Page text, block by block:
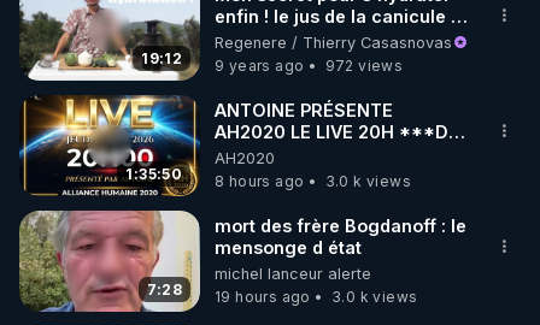
🌱 INSTAGRAM
https://www.instagram.com/rdlr_thierrycasasnovas/
http://rgnr.li/instagram
🌱 LA NEWSLETTER
Pour ne pas rater l’actualité RGNR (stages,
http://rgnr.li/news
🌱 VIDÉOS NON CENSURÉES SUR ODYSEE
19:12
enfin ! le jus de la canicule -
www.regenere.org
Regenere / Thierry Casasnovas
9 years ago
972 views
1:35:50
ANTOINE PRÉSENTE
AH2020 LE LIVE 20H ***DU
06/08/2026***
AH2020
8 hours ago
3.0 k views
7:28
mort des frère Bogdanoff : le
mensonge d état
michel lanceur alerte
19 hours ago
3.0 k views